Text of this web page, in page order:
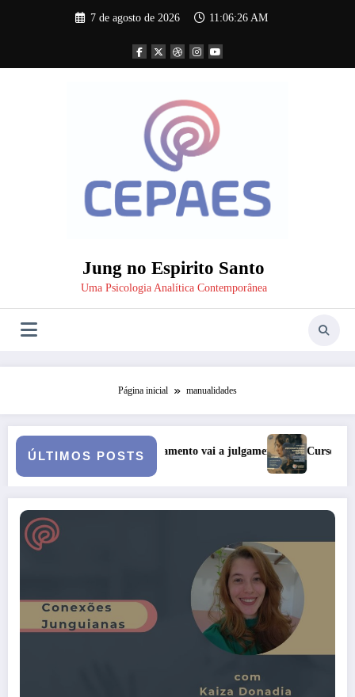
7 de agosto de 2026 11:06:27 AM
Jung no Espirito Santo
Uma Psicologia Analítica Contemporânea
Página inicial manualidades
ÚLTIMOS POSTS
o casamento vai a julgamento Curso: Psicopatologia